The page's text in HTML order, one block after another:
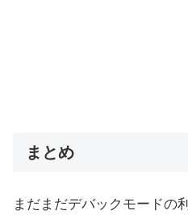
まとめ
まだまだデバックモードの